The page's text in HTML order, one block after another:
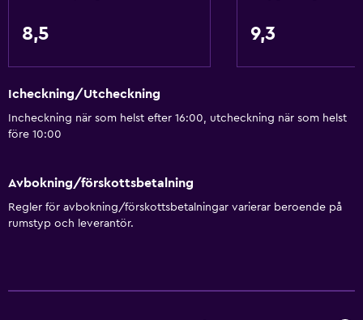
Elektrisk vattenkokare
Diskmaskin
Köksutrustning
Spishäll
Vattenkokare
8,5 9,3
Icheckning/Utcheckning
Incheckning när som helst efter 16:00, utcheckning när som helst
före 10:00
Avbokning/förskottsbetalning
Regler för avbokning/förskottsbetalningar varierar beroende på
rumstyp och leverantör.